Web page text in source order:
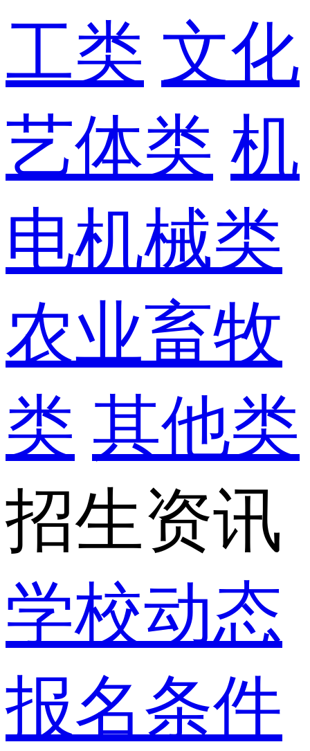
工类 文化
艺体类 机
电机械类
农业畜牧
类 其他类
招生资讯
学校动态
报名条件